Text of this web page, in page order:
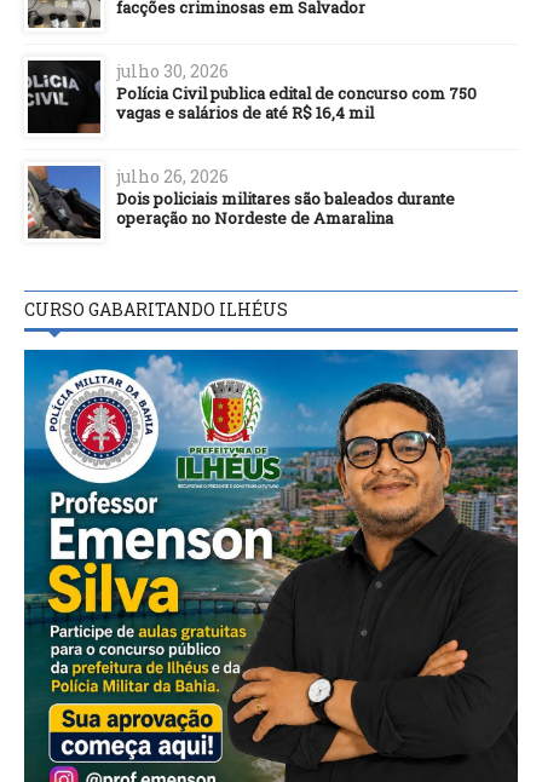
facções criminosas em Salvador
julho 30, 2026
Polícia Civil publica edital de concurso com 750
vagas e salários de até R$ 16,4 mil
julho 26, 2026
Dois policiais militares são baleados durante
operação no Nordeste de Amaralina
CURSO GABARITANDO ILHÉUS